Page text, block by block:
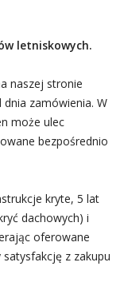
letniskowych.
naszej stronie
zamówienia. W
może ulec
bezpośrednio
kryte, 5 lat
dachowych) i
oferowane
z zakupu